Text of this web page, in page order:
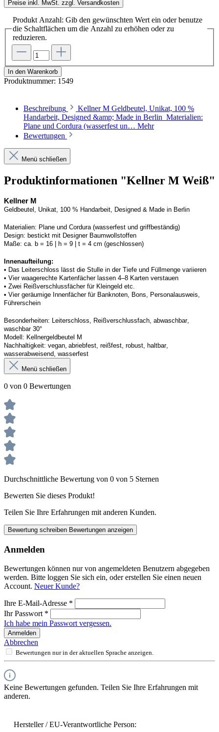
Preise inkl. MwSt. zzgl. Versandkosten
Produkt Anzahl: Gib den gewünschten Wert ein oder benutze
die Schaltflächen um die Anzahl zu erhöhen oder zu
reduzieren.
In den Warenkorb
Produktnummer: 1549
Beschreibung
Kellner M Geldbeutel, Unikat, 100 %
Handarbeit, Designed &amp; Made in Berlin Materialien:
Plane und Cordura (wasserfest un… Mehr
Bewertungen
Menü schließen
Produktinformationen "Kellner M Weiß"
Kellner M
Geldbeutel, Unikat, 100 % Handarbeit, Designed & Made in Berlin
Materialien: Plane und Cordura (wasserfest und griffbeständig)
Design: bestickt mit Designer Baumwollstoffen
Maße: ca. b = 16 | h = 9 | t = 4 cm (geschlossen)
Innenaufteilung:
• Das Leiterschloss lässt die Stulle in der Tiefe und Füllmenge variieren
• Vier waagerechte Kartenfächer lassen 4–8 Karten verstauen
• Zwei Reißverschlussfächer für Kleingeld etc.
• Vier geräumige Innenfächer für Banknoten, Bons, Personalausweis,
Führerschein
Besonderheiten: Leiterschloss, Reißverschlussfach, abwaschbar,
waschbar 30°
Modell: Kellnergeldbeutel M
Nachhaltigkeit: vegan, abriebfest, reißfest, robust, haltbar,
wasserabweisend, wasserfest
Menü schließen
0 von 0 Bewertungen
Durchschnittliche Bewertung von 0 von 5 Sternen
Bewerten Sie dieses Produkt!
Teilen Sie Ihre Erfahrungen mit anderen Kunden.
Bewertung schreiben Bewertungen anzeigen
Anmelden
Bewertungen können nur von angemeldeten Benutzern abgegeben
werden. Bitte loggen Sie sich ein, oder erstellen Sie einen neuen
Account. Neuer Kunde?
Ihre E-Mail-Adresse *
Ihr Passwort *
Ich habe mein Passwort vergessen.
Anmelden
Abbrechen
Bewertungen nur in der aktuellen Sprache anzeigen.
Keine Bewertungen gefunden. Teilen Sie Ihre Erfahrungen mit
anderen.
Hersteller / EU-Verantwortliche Person: